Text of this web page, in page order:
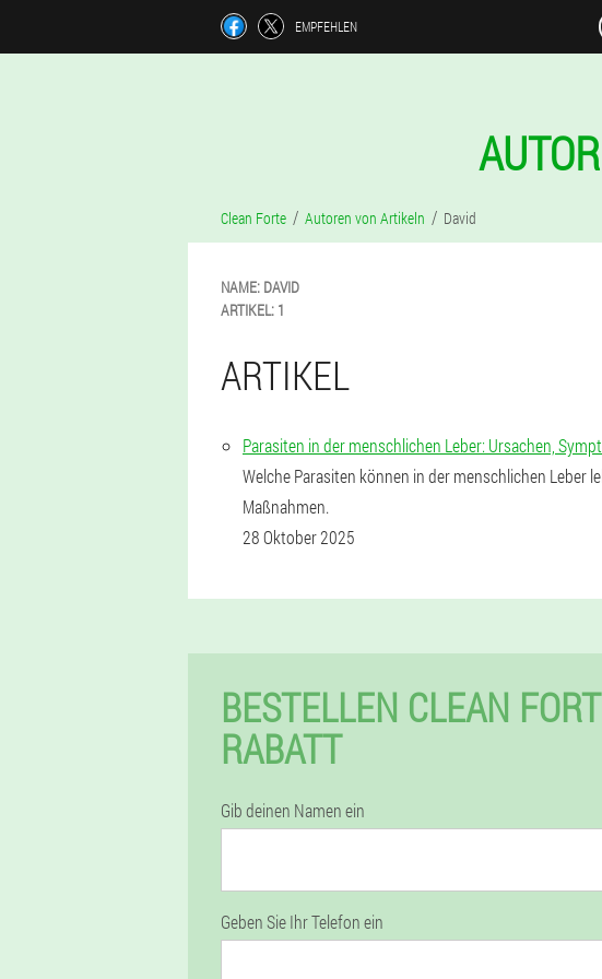
EMPFEHLEN
Clean Forte Autoren von Artikeln David
NAME: DAVID
ARTIKEL: 1
ARTIKEL
Parasiten in der menschlichen Leber: Ursachen,
Welche Parasiten können in der menschlichen Leber
Maßnahmen.
28 Oktober 2025
BESTELLEN CLEAN
RABATT
Gib deinen Namen ein
Geben Sie Ihr Telefon ein